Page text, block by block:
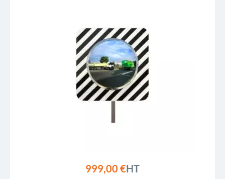
Prix, croissant
Prix, décroissant
Reference, A to Z
Reference, Z to A
999,00 €HT